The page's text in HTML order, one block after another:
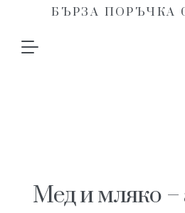
БЪРЗА ПОРЪЧКА
Мед и мляко –